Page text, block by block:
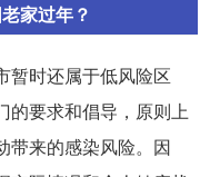
家过年？
暂时还属于低风险区
的要求和倡导，原则上
带来的感染风险。因